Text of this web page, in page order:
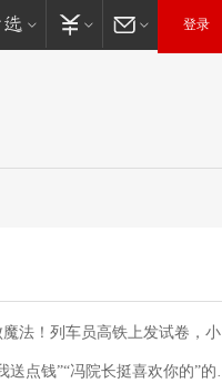
登录
高铁上发试卷，小朋友一秒静音，12306回应：列车员个人行为，不是铁路规定
院长挺喜欢你的”的执行局局长被停职，被骚扰的当事人还有问题待解决